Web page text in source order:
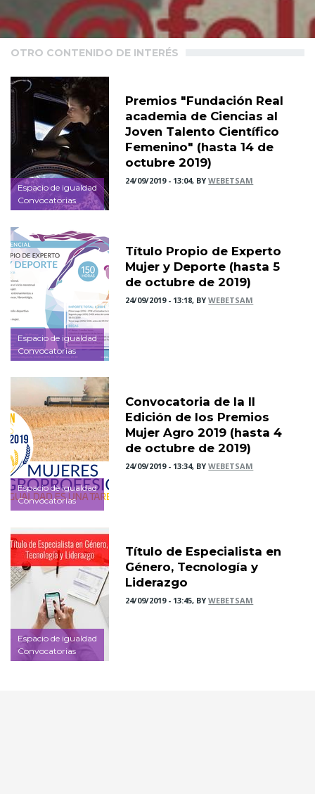
OTRO CONTENIDO DE INTERÉS
Espacio de igualdad
Convocatorias
Premios "Fundación Real
academia de Ciencias al
Joven Talento Científico
Femenino" (hasta 14 de
octubre 2019)
24/09/2019 - 13:04, BYWEBETSAM
Espacio de igualdad
Convocatorias
Título Propio de Experto
Mujer y Deporte (hasta 5
de octubre de 2019)
24/09/2019 - 13:18, BYWEBETSAM
Espacio de igualdad
Convocatorias
Convocatoria de la II
Edición de los Premios
Mujer Agro 2019 (hasta 4
de octubre de 2019)
24/09/2019 - 13:34, BYWEBETSAM
Espacio de igualdad
Convocatorias
Título de Especialista en
Género, Tecnología y
Liderazgo
24/09/2019 - 13:45, BYWEBETSAM